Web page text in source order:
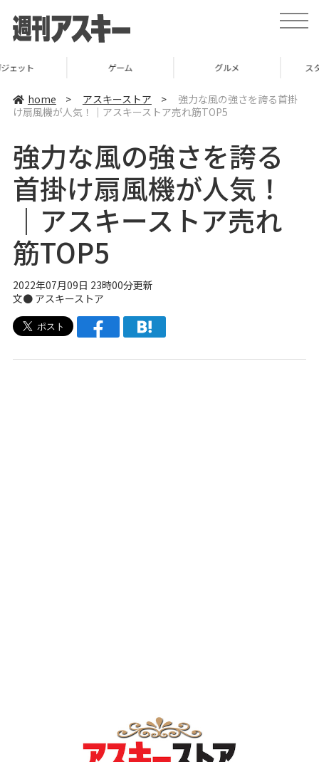
t
o
a
v
スタートアップ
home > アスキーストア >
強力な風の強さを誇る首掛
け扇風機が人気！｜アスキーストア売れ筋TOP5
強力な風の強さを誇る
首掛け扇風機が人気！
｜アスキーストア売れ
筋TOP5
2022年07月09日 23時00分更新
文● アスキーストア